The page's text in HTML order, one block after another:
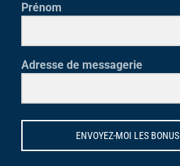
Prénom
Adresse de messagerie
ENVOYEZ-MOI LES BONUS